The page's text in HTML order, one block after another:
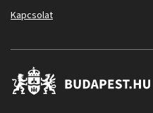
Kapcsolat